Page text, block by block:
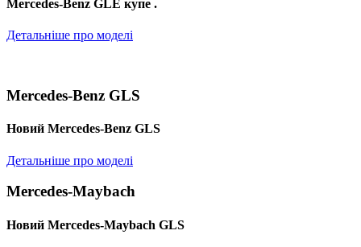
Mercedes-Benz GLE купе .
Детальніше про моделі
Mercedes-Benz GLS
Новий Mercedes-Benz GLS
Детальніше про моделі
Mercedes-Maybach
Новий Mercedes-Maybach GLS